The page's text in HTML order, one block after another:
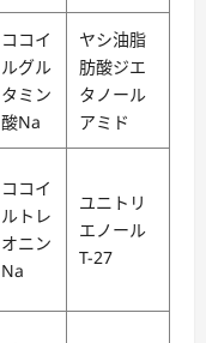
ココイ
ルグル
タミン
酸Na
ヤシ油脂
肪酸ジエ
タノール
アミド
ココイ
ルトレ
オニン
Na
ユニトリ
エノール
T-27